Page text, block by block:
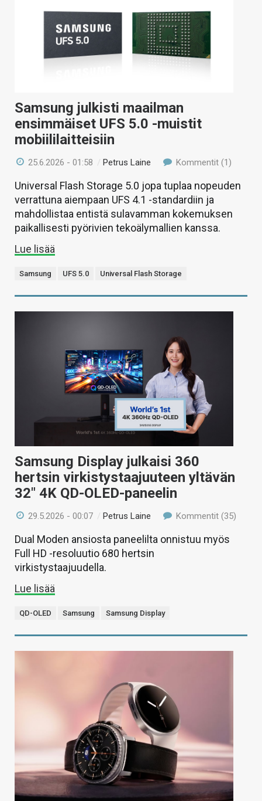
Samsung julkisti maailman
ensimmäiset UFS 5.0 -muistit
mobiililaitteisiin
25.6.2026 - 01:58 /Petrus Laine Kommentit (1)
Universal Flash Storage 5.0 jopa tuplaa nopeuden
verrattuna aiempaan UFS 4.1 -standardiin ja
mahdollistaa entistä sulavamman kokemuksen
paikallisesti pyörivien tekoälymallien kanssa.
Lue lisää
Samsung UFS 5.0 Universal Flash Storage
Samsung Display julkaisi 360
hertsin virkistystaajuuteen yltävän
32″ 4K QD-OLED-paneelin
29.5.2026 - 00:07 /Petrus Laine Kommentit (35)
Dual Moden ansiosta paneelilta onnistuu myös
Full HD -resoluutio 680 hertsin
virkistystaajuudella.
Lue lisää
QD-OLED Samsung Samsung Display